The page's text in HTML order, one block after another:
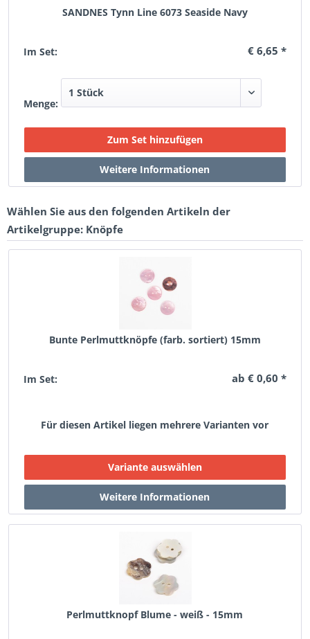
SANDNES Tynn Line 6073 Seaside Navy
Im Set: € 6,65 *
Menge:
Wählen Sie aus den folgenden Artikeln der
Artikelgruppe: Knöpfe
Bunte Perlmuttknöpfe (farb. sortiert) 15mm
Im Set: ab € 0,60 *
Für diesen Artikel liegen mehrere Varianten vor
Perlmuttknopf Blume - weiß - 15mm